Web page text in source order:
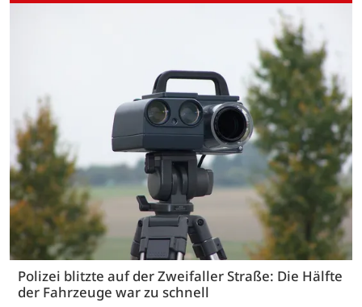
Polizei blitzte auf der Zweifaller Straße: Die Hälfte
der Fahrzeuge war zu schnell